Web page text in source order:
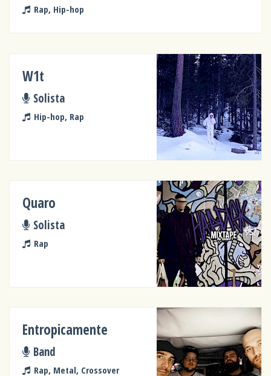
Rap, Hip-hop
W1t
Solista
Hip-hop, Rap
Quaro
Solista
Rap
Entropicamente
Band
Rap, Metal, Crossover